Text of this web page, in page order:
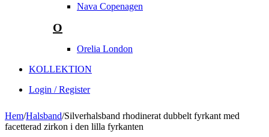
Nava Copenagen
O
Orelia London
KOLLEKTION
Login / Register
Hem/Halsband/Silverhalsband rhodinerat dubbelt fyrkant med
facetterad zirkon i den lilla fyrkanten